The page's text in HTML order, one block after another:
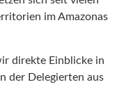
im Amazonas
direkte Einblicke in
der Delegierten aus